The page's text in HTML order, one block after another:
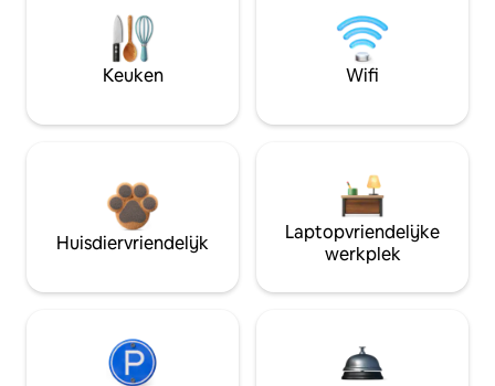
Keuken Wifi
Huisdiervriendelijk
Laptopvriendelijke
werkplek